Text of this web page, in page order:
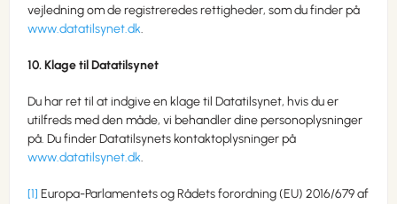
vejledning om de registreredes rettigheder, som du finder på
www.datatilsynet.dk.
10. Klage til Datatilsynet
Du har ret til at indgive en klage til Datatilsynet, hvis du er
utilfreds med den måde, vi behandler dine personoplysninger
på. Du finder Datatilsynets kontaktoplysninger på
www.datatilsynet.dk.
[1] Europa-Parlamentets og Rådets forordning (EU) 2016/679 af